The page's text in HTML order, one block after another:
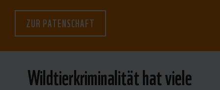
ZUR PATENSCHAFT
Wildtierkriminalität hat viele